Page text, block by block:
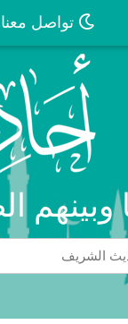
تواصل معنا